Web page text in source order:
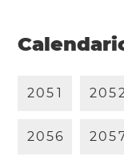
205 1 205
2056 205